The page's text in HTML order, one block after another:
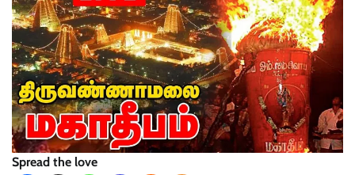
Spread the love